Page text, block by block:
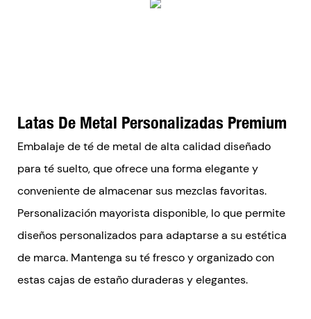
Latas De Metal Personalizadas Premium
Embalaje de té de metal de alta calidad diseñado
para té suelto, que ofrece una forma elegante y
conveniente de almacenar sus mezclas favoritas.
Personalización mayorista disponible, lo que permite
diseños personalizados para adaptarse a su estética
de marca. Mantenga su té fresco y organizado con
estas cajas de estaño duraderas y elegantes.